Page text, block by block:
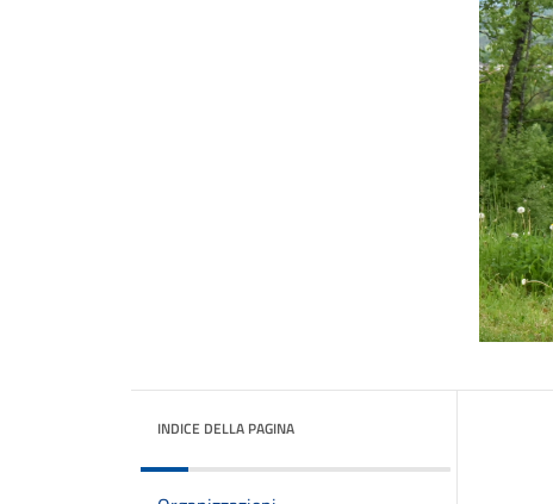
INDICE DELLA PAGINA